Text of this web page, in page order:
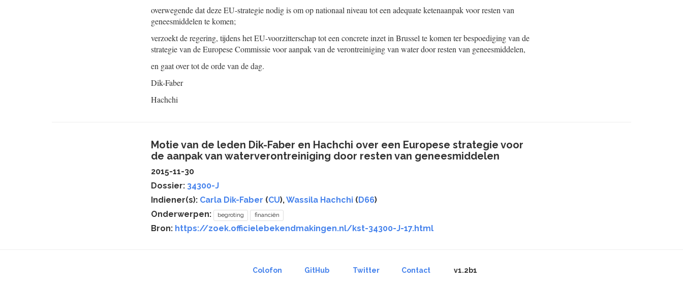
overwegende dat deze EU-strategie nodig is om op nationaal niveau tot een adequate ketenaanpak voor resten van
geneesmiddelen te komen;
verzoekt de regering, tijdens het EU-voorzitterschap tot een concrete inzet in Brussel te komen ter bespoediging van de
strategie van de Europese Commissie voor aanpak van de verontreiniging van water door resten van geneesmiddelen,
en gaat over tot de orde van de dag.
Dik-Faber
Hachchi
Motie van de leden Dik-Faber en Hachchi over een Europese strategie voor
de aanpak van waterverontreiniging door resten van geneesmiddelen
2015-11-30
Dossier: 34300-J
Indiener(s): Carla Dik-Faber (CU),Wassila Hachchi (D66)
Onderwerpen:
begroting financiën
Bron: https://zoek.officielebekendmakingen.nl/kst-34300-J-17.html
Colofon GitHub Twitter Contact v1.2b1